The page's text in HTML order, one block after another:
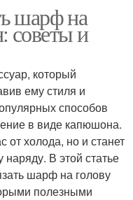
шарф на
советы и
который
ему стиля и
способов
в виде капюшона.
от холода, но и станет
В этой статье
шарф на голову
полезными